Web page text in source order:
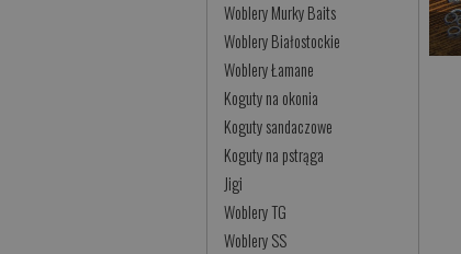
Woblery Murky Baits
Woblery Białostockie
Woblery Łamane
Koguty na okonia
Koguty sandaczowe
Koguty na pstrąga
Jigi
Woblery TG
Woblery SS